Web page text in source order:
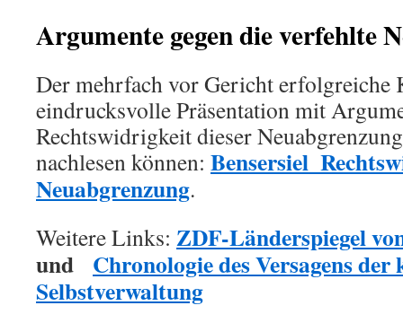
Argumente gegen die verfehlte
Der mehrfach vor Gericht erfolgreiche
eindrucksvolle Präsentation mit
Rechtswidrigkeit dieser
nachlesen können:
Neuabgrenzung.
Weitere Links: ZDF-Länderspiegel
und Chronologie des Versagens
Selbstverwaltung